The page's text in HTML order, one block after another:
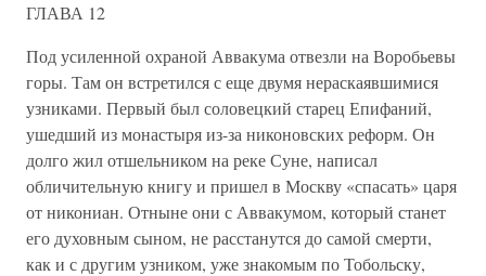
ГЛАВА 12
Под усиленной охраной Аввакума отвезли на Воробьевы
горы. Там он встретился с еще двумя нераскаявшимися
узниками. Первый был соловецкий старец Епифаний,
ушедший из монастыря из-за никоновских реформ. Он
долго жил отшельником на реке Суне, написал
обличительную книгу и пришел в Москву «спасать» царя
от никониан. Отныне они с Аввакумом, который станет
его духовным сыном, не расстанутся до самой смерти,
как и с другим узником, уже знакомым по Тобольску,